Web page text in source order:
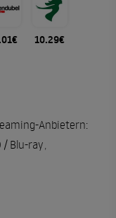
10.29€
Anbietern:
/ Blu-ray,